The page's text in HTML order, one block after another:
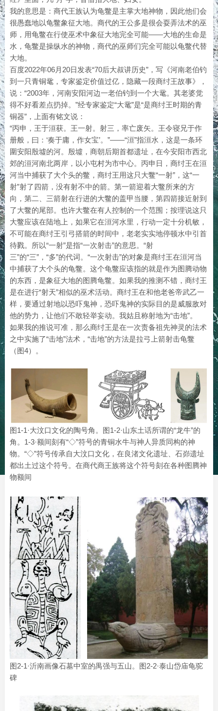
我的意思是：商代王族认为龟鳖是主掌大地神物，因此他们会
很愚蠢地以龟鳖象征大地。商代的王公多是很会耍弄法术的巫
师，用龟鳖在行使巫术中象征大地完全可能——大地的生命是
水，龟鳖是操纵水的神物，商代的巫师们完全可能以龟鳖代替
大地。
百度2022年06月20日发表“70后大叔讲历史”，写《河南老伯钓
到一只青铜鼋，专家鉴定价值过亿，隐藏一段商纣王故事》，
说：“2003年，河南安阳河边一老伯钓到一个大鼋。其老婆觉
得不好看差点扔掉。”经专家鉴定“大鼋”是“是商纣王时期的青
铜器”，上面有铭文说：
“丙申，王于洹获。王一射。射三，率亡废矢。王令寝兄于作
册般，曰：‘奏于庸，作女宝’。”——“洹”指洹水，这是一条环
圍安阳殷墟的河。殷墟，商朝后期首都遗址，在今安阳市西北
郊的洹河南北两岸，以小屯村为市中心。丙申日，商纣王在洹
河当中捕获了大个头的鳖，商纣王用这只大鳖“一射”，这“一
射”射了四箭，没有射不中的箭。第一箭迎着大鳖所来的方
向，第二、三箭射在行进的大鳖的盖甲当腰，第四箭接近射到
了大鳖的尾部。也许大鳖在有人控制的一个范围；按理说这只
大鳖应该在陆地上，如果它在洹河水里，行动一定十分机敏，
不可能在商纣王引弓搭箭的时间中，老老实实地停顿水中引首
待戮。所以“一射”是指“一次射击”的意思。“射
三”的“三”，“多”的代词。“一次射击”的对象是商纣王在洹河当
中捕获了大个头的龟鳖。这个龟鳖应该指的就是作为图腾动物
的东西，是象征大地的图腾龟鳖。如果我的推测不错，商纣王
是在进行“射天”相似的巫术活动。商纣王在和他老爸帝武乙一
样，要通过射地以恐吓鬼神，恐吓鬼神的实际目的是威服敌对
他的势力，让他们不敢轻举妄动。我姑且称射地为“击地”。
如果我的推说可准，那么商纣王是在一次责备祖先神灵的法术
之中实施了“击地”法术，“击地”的方法是拉弓上箭射击龟鳖
（图4）。
图1-1·大汶口文化的陶号角。图1-2·山东土话所谓的“龙牛”的
角。1-3·额间刻有“◇”符号的青铜水牛与神人异质同构的神
物。“◇”符号传承自大汶口文化，在良渚文化遗址、石峁遗址
都出土过这个符号。在商代商王族将这个符号刻在各种图腾神
物额间
图2-1·沂南画像石墓中室的禺强与五山。图2-2·泰山岱庙龟驼
碑